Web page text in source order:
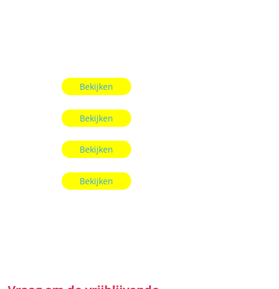
Bekijken
Bekijken
Bekijken
Bekijken